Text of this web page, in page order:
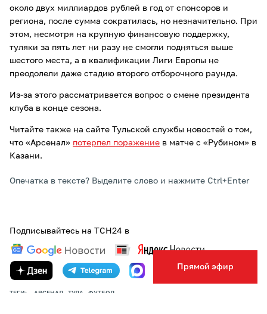
Прямой эфир
около двух миллиардов рублей в год от спонсоров и
региона, после сумма сократилась, но незначительно. При
этом, несмотря на крупную финансовую поддержку,
туляки за пять лет ни разу не смогли подняться выше
шестого места, а в квалификации Лиги Европы не
преодолели даже стадию второго отборочного раунда.
Из-за этого рассматривается вопрос о смене президента
клуба в конце сезона.
Читайте также на сайте Тульской службы новостей о том,
что «Арсенал» потерпел поражение в матче с «Рубином» в
Казани.
Опечатка в тексте? Выделите слово и нажмите Ctrl+Enter
Подписывайтесь на ТСН24 в
ТЕГИ: АРСЕНАЛ ТУЛА ФУТБОЛ